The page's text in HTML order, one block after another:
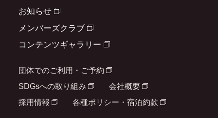
お知らせ
メンバーズクラブ
コンテンツギャラリー
団体でのご利用・ご予約
SDGsへの取り組み
会社概要
採用情報
各種ポリシー・宿泊約款